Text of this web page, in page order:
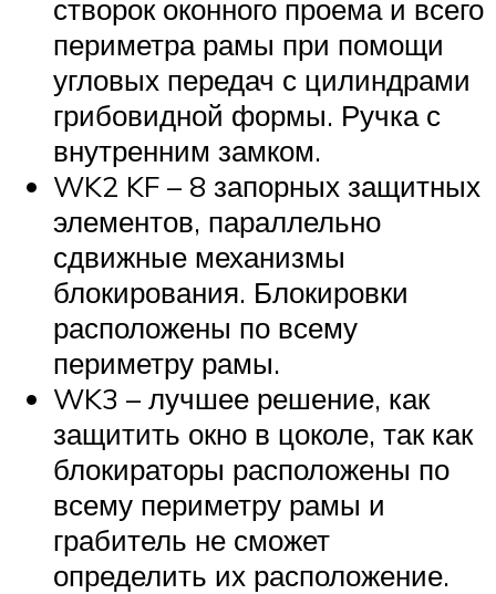
створок оконного проема и всего
периметра рамы при помощи
угловых передач с цилиндрами
грибовидной формы. Ручка с
внутренним замком.
WK2 KF – 8 запорных защитных
элементов, параллельно
сдвижные механизмы
блокирования. Блокировки
расположены по всему
периметру рамы.
WK3 – лучшее решение, как
защитить окно в цоколе, так как
блокираторы расположены по
всему периметру рамы и
грабитель не сможет
определить их расположение.